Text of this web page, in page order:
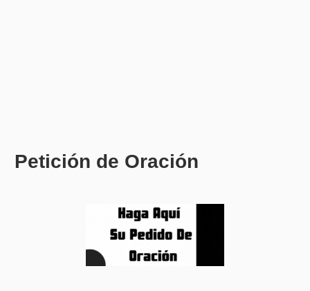
Petición de Oración